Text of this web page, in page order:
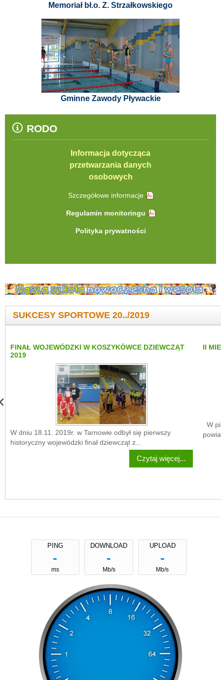
Memoriał bł.o. Z. Strzałkowskiego
Gminne Zawody Pływackie
RODO
Informacja dotycząca
przetwarzania danych
osobowych
Szczegółowe informacje
Regulamin monitoringu
Polityka prywatności
SUKCESY SPORTOWE 20../2019
FINAŁ WOJEWÓDZKI W KOSZYKÓWCE DZIEWCZĄT
2019
W dniu 18.11. 2019r. w Tarnowie odbył się pierwszy
historyczny wojewódzki finał dziewcząt z...
Czytaj więcej...
II
W